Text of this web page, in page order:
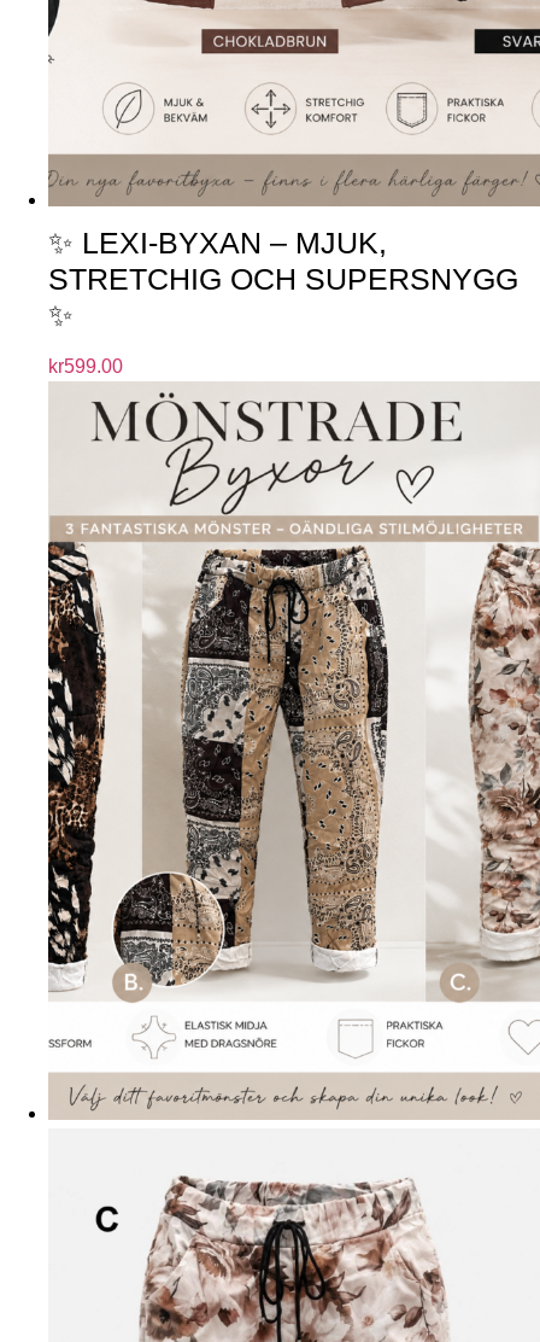
✨ LEXI-BYXAN – MJUK,
STRETCHIG OCH SUPERSNYGG
✨
kr599.00